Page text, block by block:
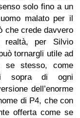
solo fino a un
malato per il
che crede davvero
per Silvio
tornargli utile ad
se stesso, come
sopra di ogni
dell’enorme
di P4, che con
offerta come se